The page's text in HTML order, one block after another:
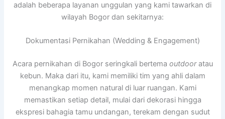
adalah beberapa layanan unggulan yang kami tawarkan di
wilayah Bogor dan sekitarnya:
Dokumentasi Pernikahan (Wedding & Engagement)
Acara pernikahan di Bogor seringkali bertema outdooratau
kebun. Maka dari itu, kami memiliki tim yang ahli dalam
menangkap momen natural di luar ruangan. Kami
memastikan setiap detail, mulai dari dekorasi hingga
ekspresi bahagia tamu undangan, terekam dengan sudut